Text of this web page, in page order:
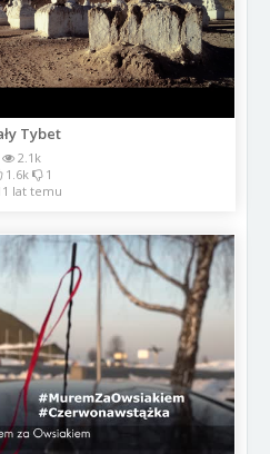
Tybet
2.1k
1.6k
1
lat temu